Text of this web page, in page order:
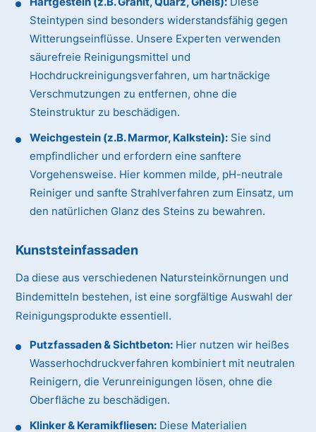
Steintypen sind besonders widerstandsfähig gegen
Witterungseinflüsse. Unsere Experten verwenden
säurefreie Reinigungsmittel und
Hochdruckreinigungsverfahren, um hartnäckige
Verschmutzungen zu entfernen, ohne die
Steinstruktur zu beschädigen.
Weichgestein (z.B. Marmor, Kalkstein): Sie sind
empfindlicher und erfordern eine sanftere
Vorgehensweise. Hier kommen milde, pH-neutrale
Reiniger und sanfte Strahlverfahren zum Einsatz, um
den natürlichen Glanz des Steins zu bewahren.
Kunststeinfassaden
Da diese aus verschiedenen Natursteinkörnungen und
Bindemitteln bestehen, ist eine sorgfältige Auswahl der
Reinigungsprodukte essentiell.
Putzfassaden & Sichtbeton: Hier nutzen wir heißes
Wasserhochdruckverfahren kombiniert mit neutralen
Reinigern, die Verunreinigungen lösen, ohne die
Oberfläche zu beschädigen.
Klinker & Keramikfliesen: Diese Materialien